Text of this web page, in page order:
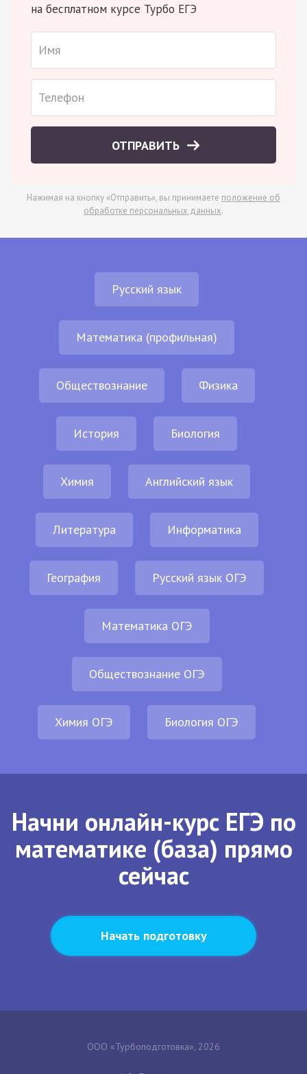
на бесплатном курсе Турбо ЕГЭ
ОТПРАВИТЬ
Нажимая на кнопку «Отправить», вы принимаете положение об
обработке персональных данных.
Русский язык
Математика (профильная)
Обществознание Физика
История Биология
Химия Английский язык
Литература Информатика
География Русский язык ОГЭ
Математика ОГЭ
Обществознание ОГЭ
Химия ОГЭ Биология ОГЭ
Начни онлайн-курс ЕГЭ по
математике (база) прямо
сейчас
Начать подготовку
ООО «Турбоподготовка», 2026